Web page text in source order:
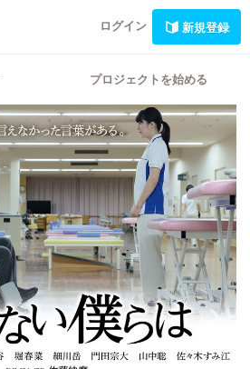
ログイン 新規登録
プロジェクトを始める